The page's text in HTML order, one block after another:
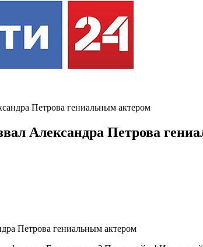
Петрова гениальным актером
Александра Петрова